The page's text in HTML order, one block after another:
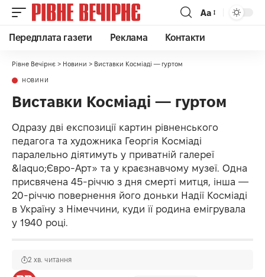
Аа
Передплата газети Реклама Контакти
Рівне Вечірнє > Новини > Виставки Косміаді — гуртом
НОВИНИ
Виставки Косміаді — гуртом
Одразу дві експозиції картин рівненського
педагога та художника Георгія Косміаді
паралельно діятимуть у приватній галереї
&laquo;Євро-Арт» та у краєзнавчому музеї. Одна
присвячена 45-річчю з дня смерті митця, інша —
20-річчю повернення його доньки Надії Косміаді
в Україну з Німеччини, куди її родина емігрувала
у 1940 році.
2 хв. читання